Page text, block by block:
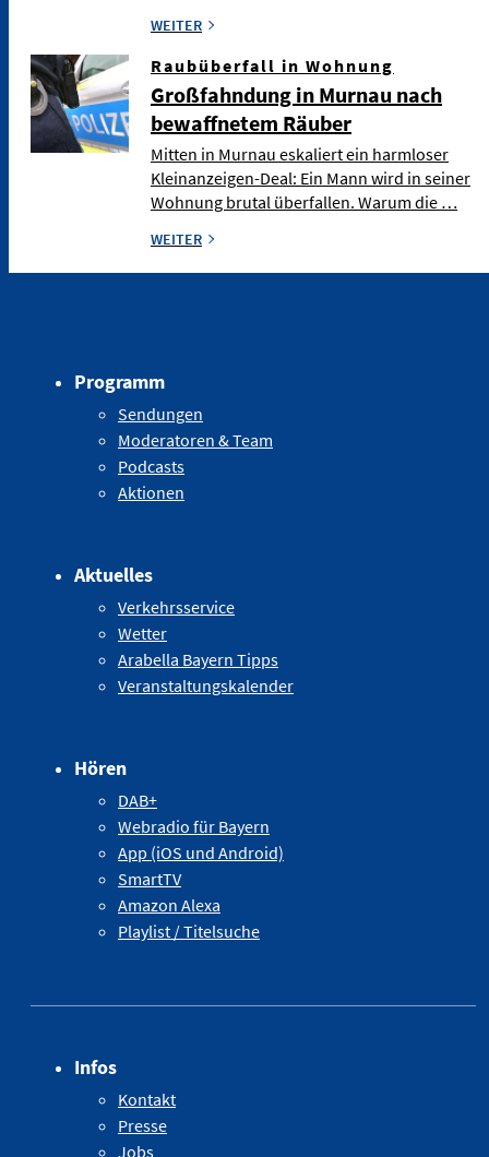
WEITER
Raubüberfall in Wohnung
Großfahndung in Murnau nach
bewaffnetem Räuber
Mitten in Murnau eskaliert ein harmloser
Kleinanzeigen-Deal: Ein Mann wird in seiner
Wohnung brutal überfallen. Warum die …
WEITER
Programm
Sendungen
Moderatoren & Team
Podcasts
Aktionen
Aktuelles
Verkehrsservice
Wetter
Arabella Bayern Tipps
Veranstaltungskalender
Hören
DAB+
Webradio für Bayern
App (iOS und Android)
SmartTV
Amazon Alexa
Playlist / Titelsuche
Infos
Kontakt
Presse
Jobs